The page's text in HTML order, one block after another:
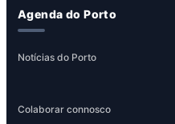
Agenda do Porto
Notícias do Porto
Colaborar connosco